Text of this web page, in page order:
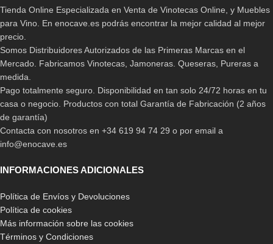
Tienda Online Especializada en Venta de Vinotecas Online, y Muebles
para Vino. En enocave.es podrás encontrar la mejor calidad al mejor
precio.
Somos Distribuidores Autorizados de las Primeras Marcas en el
Mercado. Fabricamos Vinotecas, Jamoneras. Queseras, Pureras a
medida.
Pago totalmente seguro. Disponibilidad en tan solo 24/72 horas en tu
casa o negocio. Productos con total Garantía de Fabricación (2 años
de garantía)
Contacta con nosotros en +34 619 94 74 29 o por email a
info@enocave.es
INFORMACIONES ADICIONALES
Política de Envíos y Devoluciones
Política de cookies
Más información sobre las cookies
Términos y Condiciones